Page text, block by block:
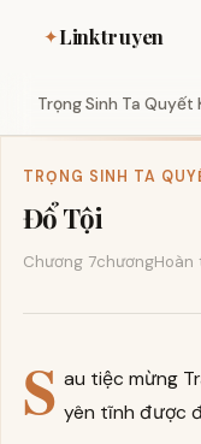
✦Linktruyen
Trọng Sinh Ta Quyết
TRỌNG SINH TA
Đổ Tội
Chương 7chươngHoàn
S au tiệc mừng
yên tĩnh được